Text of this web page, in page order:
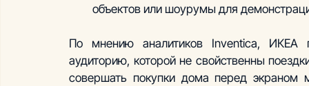
объектов или шоурумы для
По мнению аналитиков Inventica,
аудиторию, которой не свойственны
совершать покупки дома перед экраном